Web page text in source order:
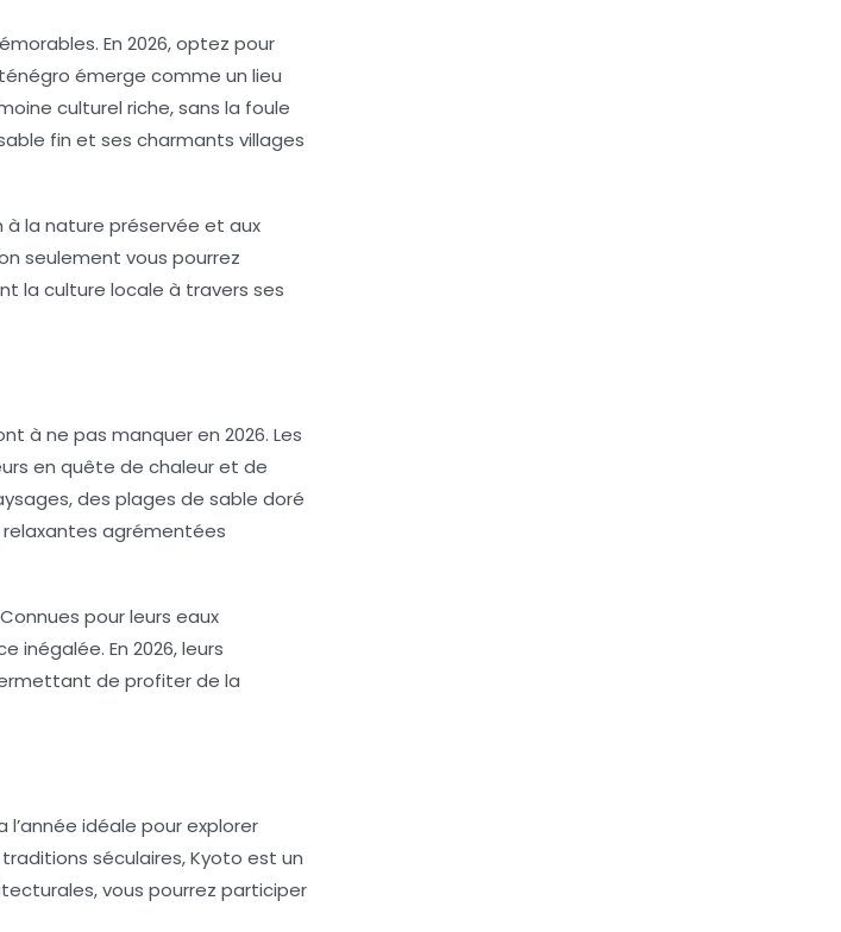
En 2026, optez pour
émerge comme un lieu
culturel riche, sans la foule
fin et ses charmants villages
à la nature préservée et aux
seulement vous pourrez
la culture locale à travers ses
à ne pas manquer en 2026. Les
en quête de chaleur et de
des plages de sable doré
agrémentées
pour leurs eaux
inégalée. En 2026, leurs
de profiter de la
idéale pour explorer
séculaires, Kyoto est un
vous pourrez participer